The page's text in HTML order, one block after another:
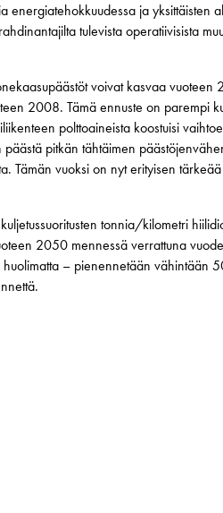
energiatehokkuudessa ja yksittäisten
tulevista operatiivisista
voivat kasvaa
2008. Tämä ennuste on parempi
polttoaineista koostuisi
pitkän tähtäimen
Tämän vuoksi on nyt erityisen
tonnia/kilometri
2050 mennessä verrattuna
– pienennetään vähintään